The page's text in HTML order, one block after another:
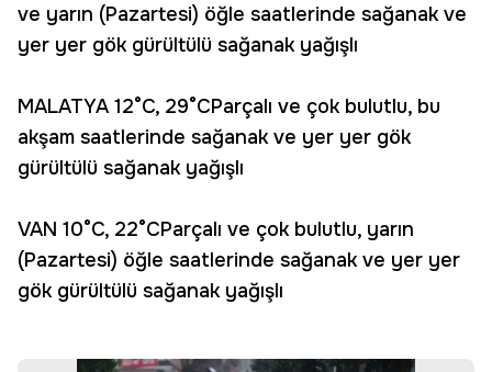
ve yarın (Pazartesi) öğle saatlerinde sağanak ve
yer yer gök gürültülü sağanak yağışlı
MALATYA 12°C, 29°CParçalı ve çok bulutlu, bu
akşam saatlerinde sağanak ve yer yer gök
gürültülü sağanak yağışlı
VAN 10°C, 22°CParçalı ve çok bulutlu, yarın
(Pazartesi) öğle saatlerinde sağanak ve yer yer
gök gürültülü sağanak yağışlı